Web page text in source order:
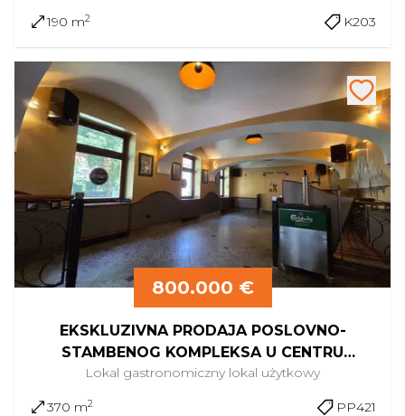
190 m2 K203
800.000 €
EKSKLUZIVNA PRODAJA POSLOVNO-
STAMBENOG KOMPLEKSA U CENTRU
KRAPINE
Lokal gastronomiczny lokal użytkowy
370 m2 PP421